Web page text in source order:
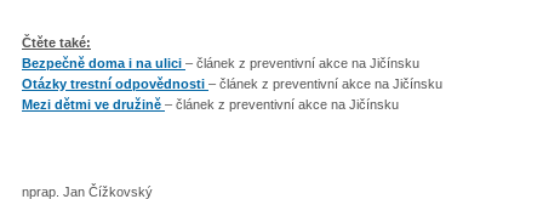
Čtěte také:
Bezpečně doma i na ulici – článek z preventivní akce na Jičínsku
Otázky trestní odpovědnosti – článek z preventivní akce na Jičínsku
Mezi dětmi ve družině – článek z preventivní akce na Jičínsku
nprap. Jan Čížkovský